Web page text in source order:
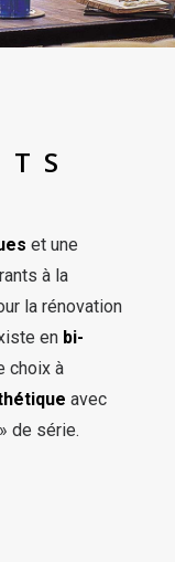
et une
à la
la rénovation
en bi-
choix à
avec
de série.